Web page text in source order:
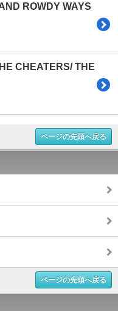
ROWDY WAYS
CHEATERS/ THE
ページの先頭へ戻る
ページの先頭へ戻る